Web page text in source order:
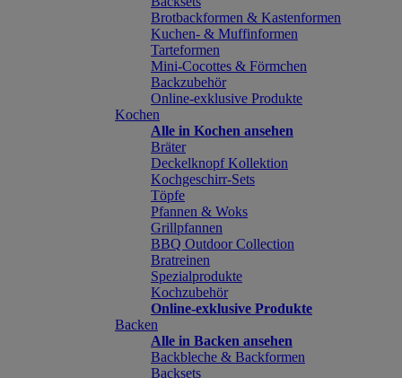
Brotbackformen & Kastenformen
Kuchen- & Muffinformen
Tarteformen
Mini-Cocottes & Förmchen
Backzubehör
Online-exklusive Produkte
Kochen
Alle in Kochen ansehen
Bräter
Deckelknopf Kollektion
Kochgeschirr-Sets
Töpfe
Pfannen & Woks
Grillpfannen
BBQ Outdoor Collection
Bratreinen
Spezialprodukte
Kochzubehör
Online-exklusive Produkte
Backen
Alle in Backen ansehen
Backbleche & Backformen
Backsets